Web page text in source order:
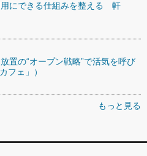
にできる仕組みを整える 軒
置の“オープン戦略”で活気を呼び
フェ」）
もっと見る